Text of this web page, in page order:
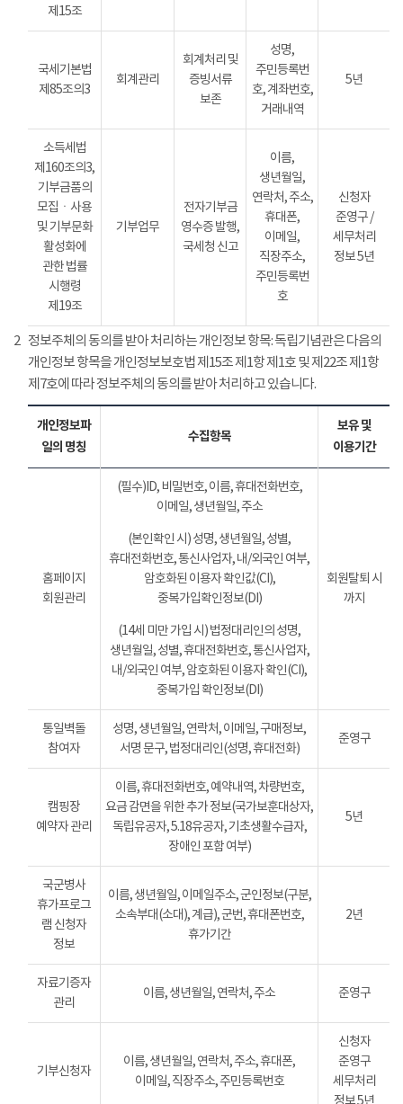
제15조
국세기본법
제85조의3
회계관리
회계처리 및
증빙서류
보존
성명,
주민등록번
호, 계좌번호,
거래내역
5년
소득세법
제160조의3,
기부금품의
모집ㆍ사용
및 기부문화
활성화에
관한 법률
시행령
제19조
기부업무
전자기부금
영수증 발행,
국세청 신고
이름,
생년월일,
연락처, 주소,
휴대폰,
이메일,
직장주소,
주민등록번
호
신청자
준영구 /
세무처리
정보 5년
2 정보주체의 동의를 받아 처리하는 개인정보 항목: 독립기념관은 다음의
개인정보 항목을 개인정보보호법 제15조 제1항 제1호 및 제22조 제1항
제7호에 따라 정보주체의 동의를 받아 처리하고 있습니다.
개인정보파
일의 명칭
수집항목
보유 및
이용기간
홈페이지
회원관리
(필수)ID, 비밀번호, 이름, 휴대전화번호,
이메일, 생년월일, 주소
(본인확인 시) 성명, 생년월일, 성별,
휴대전화번호, 통신사업자, 내/외국인 여부,
암호화된 이용자 확인값(CI),
중복가입확인정보(DI)
(14세 미만 가입 시) 법정대리인의 성명,
생년월일, 성별, 휴대전화번호, 통신사업자,
내/외국인 여부, 암호화된 이용자 확인(CI),
중복가입 확인정보(DI)
회원탈퇴 시
까지
통일벽돌
참여자
성명, 생년월일, 연락처, 이메일, 구매정보,
서명 문구, 법정대리인(성명, 휴대전화)
준영구
캠핑장
예약자 관리
이름, 휴대전화번호, 예약내역, 차량번호,
요금 감면을 위한 추가 정보(국가보훈대상자,
독립유공자, 5.18유공자, 기초생활수급자,
장애인 포함 여부)
5년
국군병사
휴가프로그
램 신청자
정보
이름, 생년월일, 이메일주소, 군인정보(구분,
소속부대(소대), 계급), 군번, 휴대폰번호,
휴가기간
2년
자료기증자
관리
이름, 생년월일, 연락처, 주소 준영구
기부신청자
이름, 생년월일, 연락처, 주소, 휴대폰,
이메일, 직장주소, 주민등록번호
신청자
준영구
세무처리
정보 5년